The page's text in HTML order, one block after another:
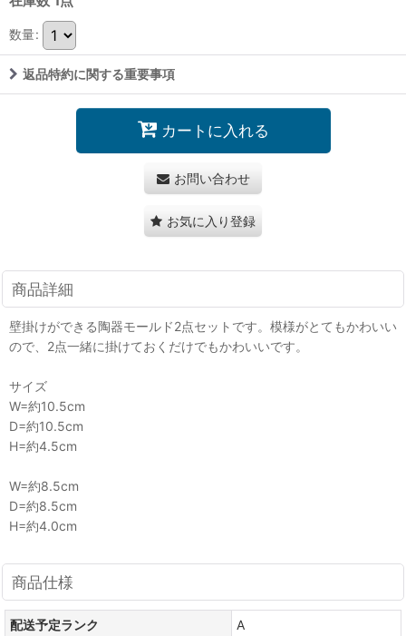
数量:
返品特約に関する重要事項
カートに入れる
お問い合わせ
お気に入り登録
商品詳細
壁掛けができる陶器モールド2点セットです。模様がとてもかわいい
ので、2点一緒に掛けておくだけでもかわいいです。
サイズ
W=約10.5cm
D=約10.5cm
H=約4.5cm
W=約8.5cm
D=約8.5cm
H=約4.0cm
商品仕様
配送予定ランク
A